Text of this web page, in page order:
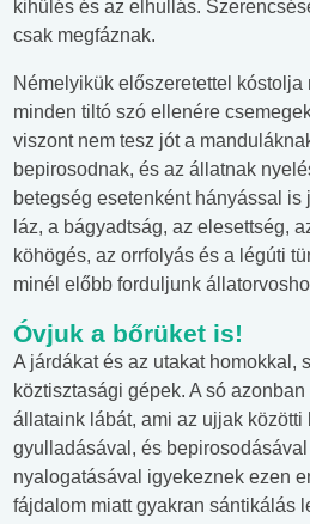
kihűlés és az elhullás.
csak megfáznak.
Némelyikük előszeretettel kóstolja
minden tiltó szó ellenére
viszont nem tesz jót a
bepirosodnak, és az állatnak
betegség esetenként hányással is
láz, a bágyadtság, az elesettség,
köhögés, az orrfolyás és a légúti
minél előbb forduljunk
Óvjuk a bőrüket is!
A járdákat és az utakat homokkal,
köztisztasági gépek. A só
állataink lábát, ami az ujjak közötti
gyulladásával, és bepirosodásával
nyalogatásával igyekeznek ezen
fájdalom miatt gyakran sántikálás